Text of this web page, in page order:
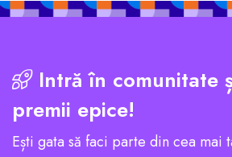
Intră în comunitate
premii epice!
Ești gata să faci parte din cea mai